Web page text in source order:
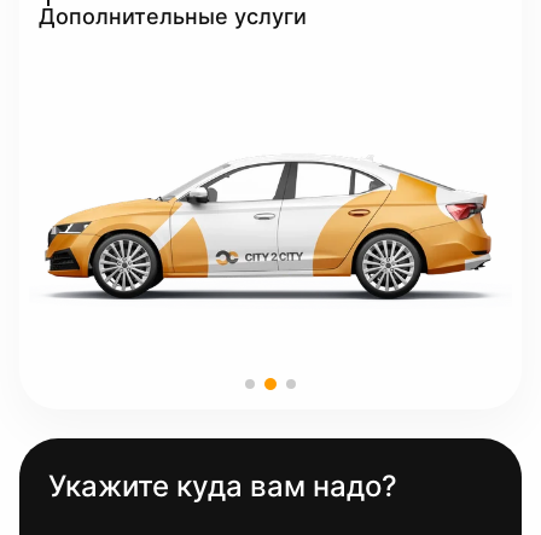
Дополнительные услуги
Укажите куда вам надо?